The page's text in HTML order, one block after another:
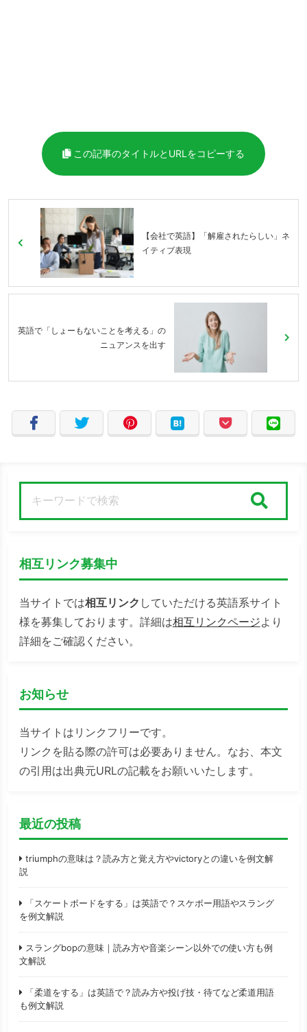
この記事のタイトルとURLをコピーする
【会社で英語】「解雇されたらしい」ネ
イティブ表現
英語で「しょーもないことを考える」の
ニュアンスを出す
相互リンク募集中
当サイトでは相互リンク していただける英語系サイト
様を募集しております。詳細は相互リンクページより
詳細をご確認ください。
お知らせ
当サイトはリンクフリーです。
リンクを貼る際の許可は必要ありません。なお、本文
の引用は出典元URLの記載をお願いいたします。
最近の投稿
triumphの意味は？読み方と覚え方やvictoryとの違いを例文解
説
「スケートボードをする」は英語で？スケボー用語やスラング
を例文解説
スラングbopの意味｜読み方や音楽シーン以外での使い方も例
文解説
「柔道をする」は英語で？読み方や投げ技・待てなど柔道用語
も例文解説